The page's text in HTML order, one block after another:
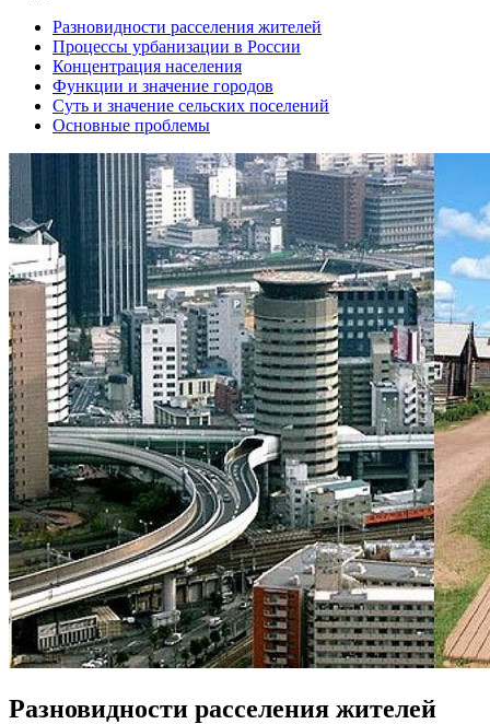
Разновидности расселения жителей
Процессы урбанизации в России
Концентрация населения
Функции и значение городов
Суть и значение сельских поселений
Основные проблемы
Разновидности расселения жителей